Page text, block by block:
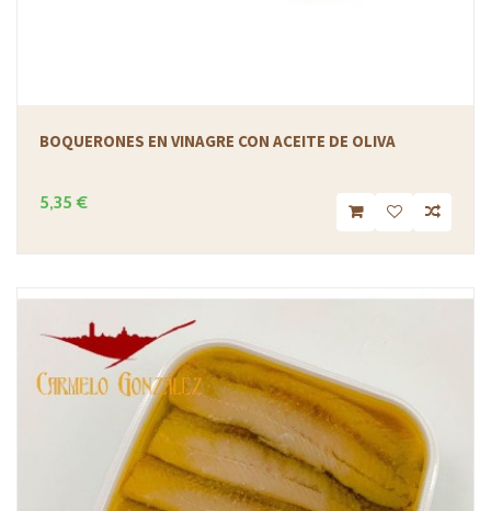
BOQUERONES EN VINAGRE CON ACEITE DE OLIVA
5,35 €